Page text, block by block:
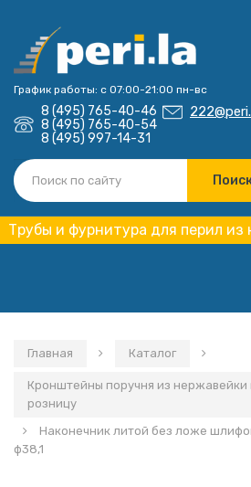
График работы: с 07:00-21:00 пн-вс
8 (495) 765-40-46
8 (495) 765-40-54
8 (495) 997-14-31
Трубы и фурнитура для перил из
Главная Каталог
Кронштейны поручня из нержавейки
розницу
Наконечник литой без ложе
ф38,1